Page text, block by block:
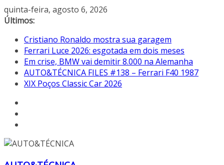
Pular
para
conteúdo
quinta-feira, agosto 6, 2026
Últimos:
Cristiano Ronaldo mostra sua garagem
Ferrari Luce 2026: esgotada em dois meses
Em crise, BMW vai demitir 8.000 na Alemanha
AUTO&TÉCNICA FILES #138 – Ferrari F40 1987
XIX Poços Classic Car 2026